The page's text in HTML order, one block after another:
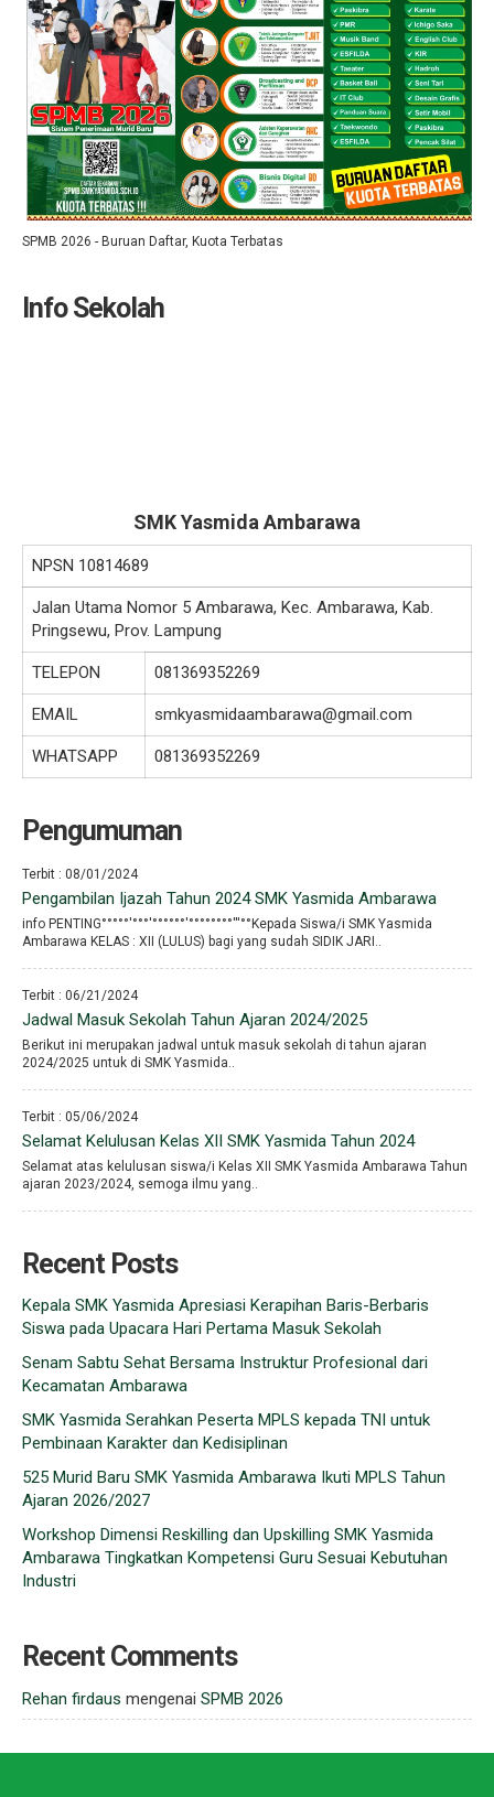
SPMB 2026 - Buruan Daftar, Kuota Terbatas
Info Sekolah
SMK Yasmida Ambarawa
NPSN 10814689
Jalan Utama Nomor 5 Ambarawa, Kec. Ambarawa, Kab.
Pringsewu, Prov. Lampung
TELEPON 081369352269
EMAIL smkyasmidaambarawa@gmail.com
WHATSAPP 081369352269
Pengumuman
Terbit : 08/01/2024
Pengambilan Ijazah Tahun 2024 SMK Yasmida Ambarawa
info PENTING°°°°°′°°°′°°°°°°′°°°°°°°°′′′°°Kepada Siswa/i SMK Yasmida
Ambarawa KELAS : XII (LULUS) bagi yang sudah SIDIK JARI..
Terbit : 06/21/2024
Jadwal Masuk Sekolah Tahun Ajaran 2024/2025
Berikut ini merupakan jadwal untuk masuk sekolah di tahun ajaran
2024/2025 untuk di SMK Yasmida..
Terbit : 05/06/2024
Selamat Kelulusan Kelas XII SMK Yasmida Tahun 2024
Selamat atas kelulusan siswa/i Kelas XII SMK Yasmida Ambarawa Tahun
ajaran 2023/2024, semoga ilmu yang..
Recent Posts
Kepala SMK Yasmida Apresiasi Kerapihan Baris-Berbaris
Siswa pada Upacara Hari Pertama Masuk Sekolah
Senam Sabtu Sehat Bersama Instruktur Profesional dari
Kecamatan Ambarawa
SMK Yasmida Serahkan Peserta MPLS kepada TNI untuk
Pembinaan Karakter dan Kedisiplinan
525 Murid Baru SMK Yasmida Ambarawa Ikuti MPLS Tahun
Ajaran 2026/2027
Workshop Dimensi Reskilling dan Upskilling SMK Yasmida
Ambarawa Tingkatkan Kompetensi Guru Sesuai Kebutuhan
Industri
Recent Comments
Rehan firdaus mengenai SPMB 2026